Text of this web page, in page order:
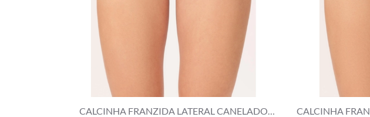
CALCINHA FRANZIDA LATERAL CANELADO
CALCINHA